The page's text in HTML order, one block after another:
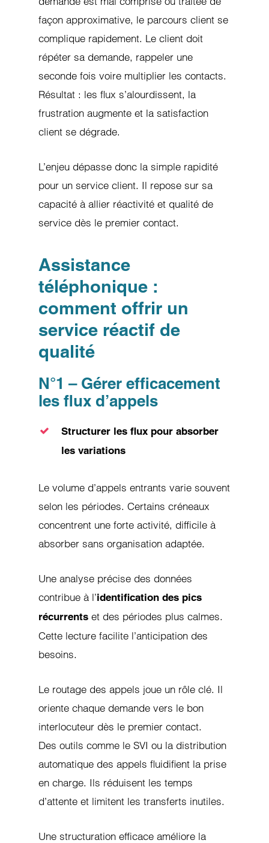
façon approximative, le parcours client se
complique rapidement. Le client doit
répéter sa demande, rappeler une
seconde fois voire multiplier les contacts.
Résultat : les flux s’alourdissent, la
frustration augmente et la satisfaction
client se dégrade.
L’enjeu dépasse donc la simple rapidité
pour un service client. Il repose sur sa
capacité à allier réactivité et qualité de
service dès le premier contact.
Assistance
téléphonique :
comment offrir un
service réactif de
qualité
N°1 – Gérer efficacement
les flux d’appels
Structurer les flux pour absorber
les variations
Le volume d’appels entrants varie souvent
selon les périodes. Certains créneaux
concentrent une forte activité, difficile à
absorber sans organisation adaptée.
Une analyse précise des données
contribue à l’identification des pics
récurrents et des périodes plus calmes.
Cette lecture facilite l’anticipation des
besoins.
Le routage des appels joue un rôle clé. Il
oriente chaque demande vers le bon
interlocuteur dès le premier contact.
Des outils comme le SVI ou la distribution
automatique des appels fluidifient la prise
en charge. Ils réduisent les temps
d’attente et limitent les transferts inutiles.
Une structuration efficace améliore la